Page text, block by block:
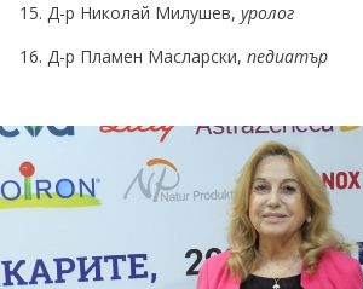
Д-р Николай Милушев, уролог
Д-р Пламен Масларски, педиатър